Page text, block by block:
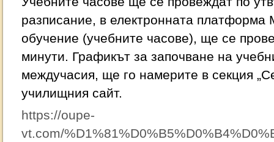
разписание, в електронната платформа
обучение (учебните часове), ще се
минути. Графикът за започване на
междучасия, ще го намерите в секция
училищния сайт.
https://oupe-
vt.com/